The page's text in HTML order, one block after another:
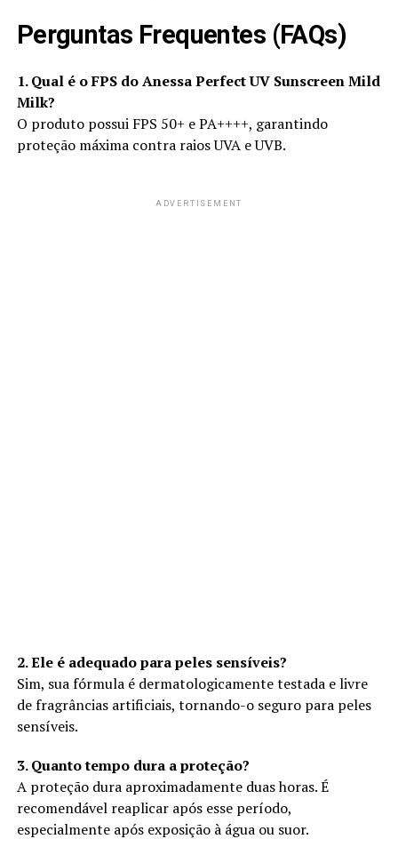
Perguntas Frequentes (FAQs)
1. Qual é o FPS do Anessa Perfect UV Sunscreen Mild
Milk?
O produto possui FPS 50+ e PA++++, garantindo
proteção máxima contra raios UVA e UVB.
ADVERTISEMENT
2. Ele é adequado para peles sensíveis?
Sim, sua fórmula é dermatologicamente testada e livre
de fragrâncias artificiais, tornando-o seguro para peles
sensíveis.
3. Quanto tempo dura a proteção?
A proteção dura aproximadamente duas horas. É
recomendável reaplicar após esse período,
especialmente após exposição à água ou suor.